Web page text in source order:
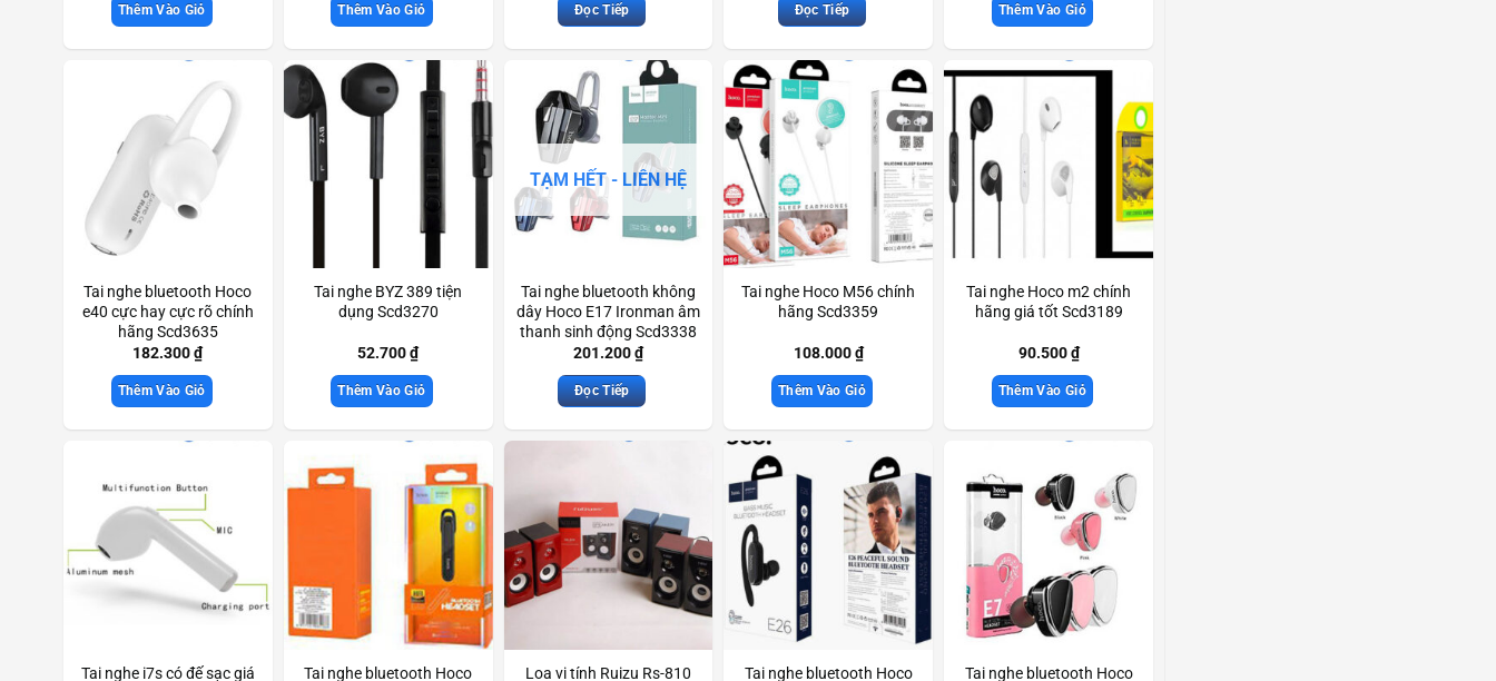
Thêm Vào Giỏ Thêm Vào Giỏ Đọc Tiếp Đọc Tiếp Thêm Vào Giỏ
Tai nghe bluetooth Hoco
e40 cực hay cực rõ chính
hãng Scd3635
182.300₫
Thêm Vào Giỏ
Tai nghe BYZ 389 tiện
dụng Scd3270
52.700₫
Thêm Vào Giỏ
TẠM HẾT - LIÊN HỆ
Tai nghe bluetooth không
dây Hoco E17 Ironman âm
thanh sinh động Scd3338
201.200₫
Đọc Tiếp
Tai nghe Hoco M56 chính
hãng Scd3359
108.000₫
Thêm Vào Giỏ
Tai nghe Hoco m2 chính
hãng giá tốt Scd3189
90.500₫
Thêm Vào Giỏ
Tai nghe i7s có đế sạc giá Tai nghe bluetooth Hoco Loa vi tính Ruizu Rs-810 Tai nghe bluetooth Hoco Tai nghe bluetooth Hoco